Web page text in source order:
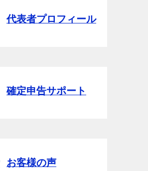
代表者プロフィール
確定申告サポート
お客様の声